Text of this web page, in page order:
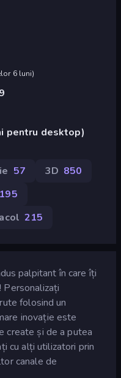
6 luni)
pentru desktop)
57 3D 850
195
215
palpitant în care îți
Personalizați
folosind un
inovație este
create și de a putea
cu alți utilizatori prin
canale de